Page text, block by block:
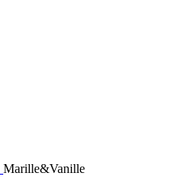
Marille&Vanille